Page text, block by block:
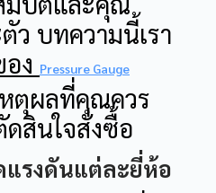
ว บทความนี้เรา
ง Pressure Gauge
ตุผลที่คุณควร
สินใจสั่งซื้อ
แรงดันแต่ละยี่ห้อ